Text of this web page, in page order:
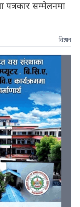
पत्रकार सम्मेलनमा
विज्ञापन